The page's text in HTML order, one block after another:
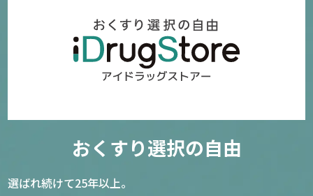
おくすり選択の自由
選ばれ続けて25年以上。